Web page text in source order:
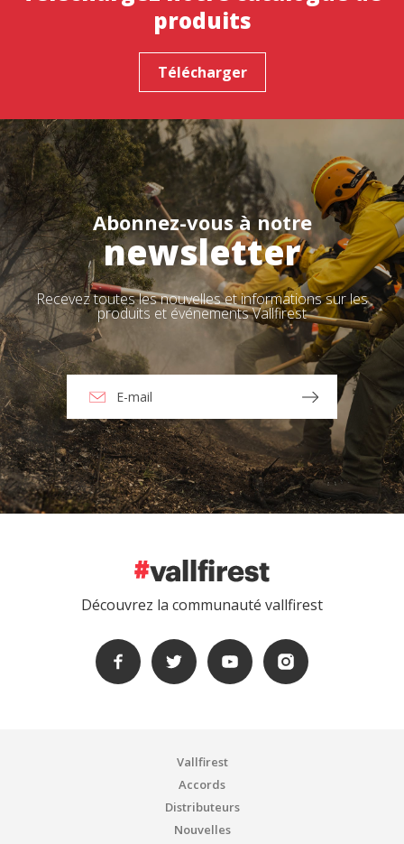
produits
Télécharger
Abonnez-vous à notre
newsletter
Recevez toutes les nouvelles et informations sur les
produits et événements Vallfirest
Découvrez la communauté vallfirest
Vallfirest
Accords
Distributeurs
Nouvelles